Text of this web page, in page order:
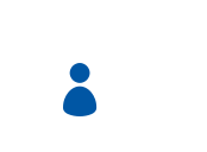
